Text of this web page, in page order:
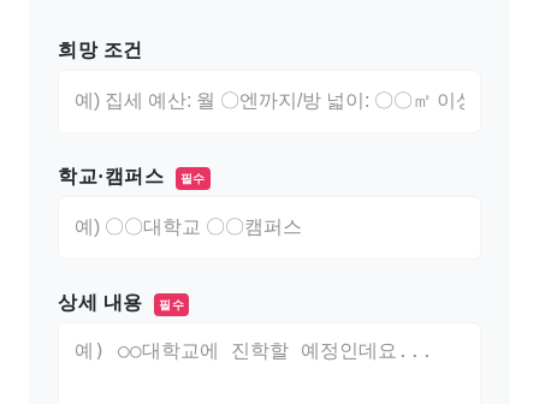
희망 조건
학교·캠퍼스 필수
상세 내용 필수